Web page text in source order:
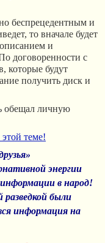
беспрецедентным и
то вначале будет
и
договоренности с
которые будут
получить диск и
обещал личную
этой теме!
энергии
в народ!
разведкой были
информация на